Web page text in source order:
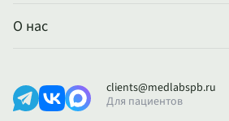
О нас
clients@medlabspb.ru
Для пациентов